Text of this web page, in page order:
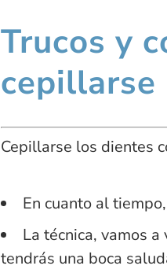
Trucos y
cepillarse
Cepillarse los dientes
En cuanto al
La técnica, vamos
tendrás una boca